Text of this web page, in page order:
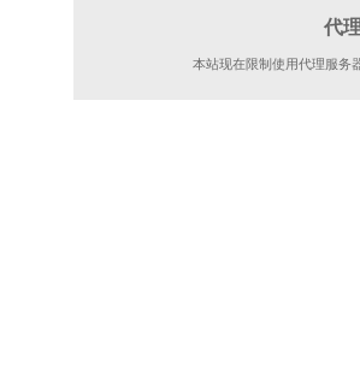
代
本站现在限制使用代理服务